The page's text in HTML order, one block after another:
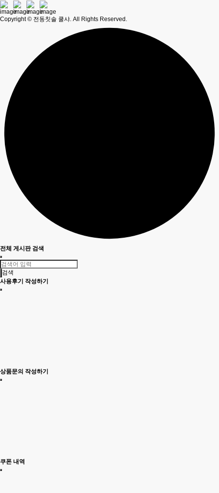
Copyright © 전동칫솔 쿨샤. All Rights Reserved.
전체 게시판 검색
검색
사용후기 작성하기
상품문의 작성하기
쿠폰 내역